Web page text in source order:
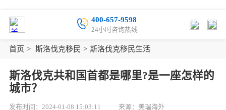
400-657-9598
24小时咨询热线
首页 > 斯洛伐克移民 > 斯洛伐克移民生活
斯洛伐克共和国首都是哪里?是一座怎样的
城市？
发布时间：2024-01-08 15:03:11 来源：美瑞海外